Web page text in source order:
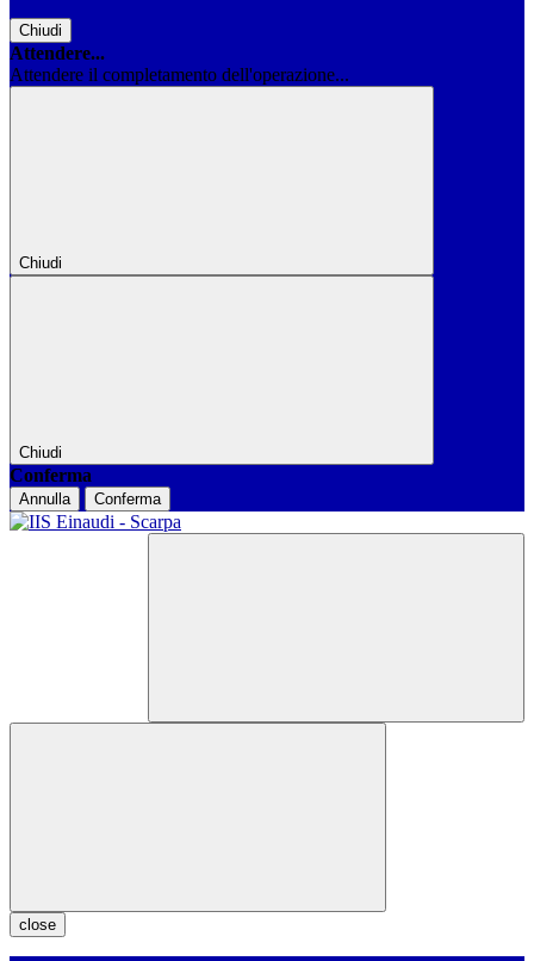
Chiudi
Attendere...
Attendere il completamento dell'operazione...
Chiudi
Chiudi
Conferma
Annulla Conferma
close